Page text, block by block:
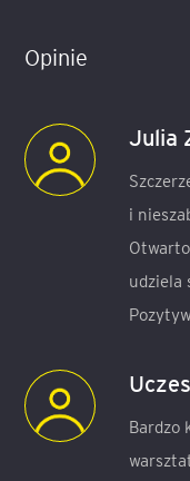
Opinie
Julia
i
udziela
Bardzo